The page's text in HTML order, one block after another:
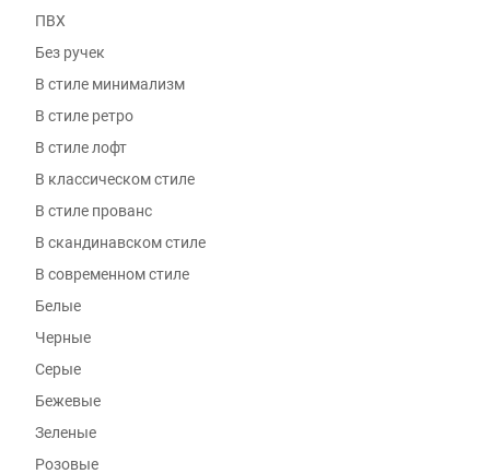
ПВХ
Без ручек
В стиле минимализм
В стиле ретро
В стиле лофт
В классическом стиле
В стиле прованс
В скандинавском стиле
В современном стиле
Белые
Черные
Серые
Бежевые
Зеленые
Розовые